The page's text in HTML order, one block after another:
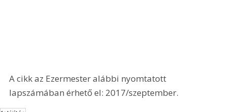
A cikk az Ezermester alábbi nyomtatott
lapszámában érhető el: 2017/szeptember.